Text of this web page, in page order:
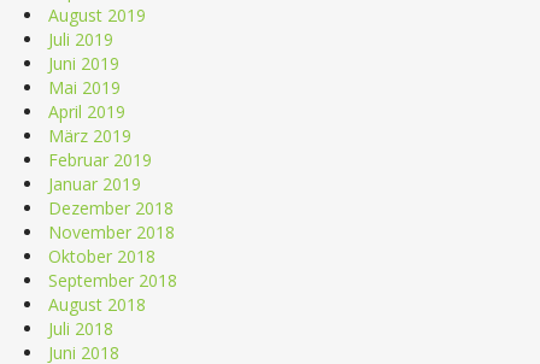
August 2019
Juli 2019
Juni 2019
Mai 2019
April 2019
März 2019
Februar 2019
Januar 2019
Dezember 2018
November 2018
Oktober 2018
September 2018
August 2018
Juli 2018
Juni 2018